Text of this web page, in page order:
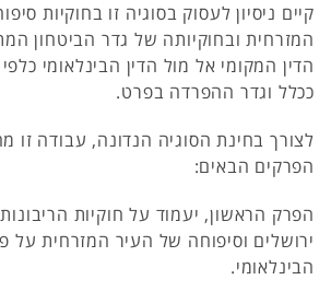
קיים ניסיון לעסוק בסוגיה זו בחוקיות
המזרחית ובחוקיותה של גדר הביטחון
הדין המקומי אל מול הדין הבינלאומי
ככלל וגדר ההפרדה בפרט.
לצורך בחינת הסוגיה הנדונה, עבודה זו
הפרקים הבאים:
הפרק הראשון, יעמוד על חוקיות
ירושלים וסיפוחה של העיר המזרחית על
הבינלאומי.